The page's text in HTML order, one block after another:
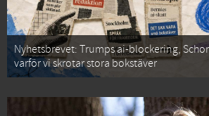
Nyhetsbrevet: Trumps ai-blockering,
varför vi skrotar stora bokstäver